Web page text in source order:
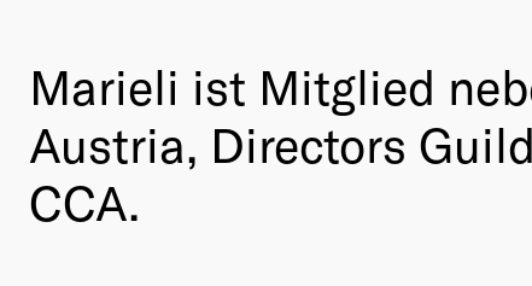
Marieli ist Mitglied
Austria, Directors
CCA.